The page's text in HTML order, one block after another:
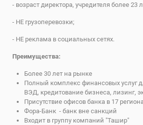
- возраст директора, учредителя более 23
- НЕ грузоперевозки;
- НЕ реклама в социальных сетях.
Преимущества:
Более 30 лет на рынке
Полный комплекс финансовых услуг
ВЭД, кредитование бизнеса, лизинг,
Присутствие офисов банка в 17
Фора-Банк - банк вне санкций
Входит в группу компаний "Ташир"